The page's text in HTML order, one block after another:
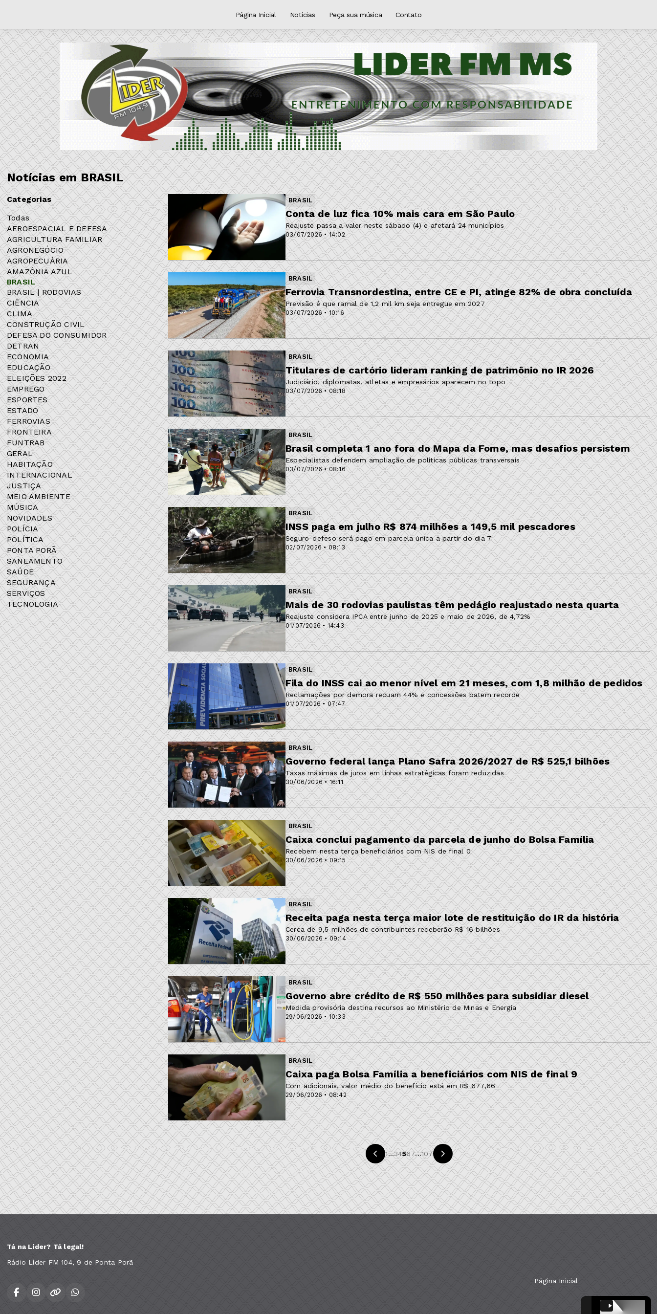
Página Inicial Notícias Peça sua música Contato
Notícias em BRASIL
Categorias
Todas
AEROESPACIAL E DEFESA
AGRICULTURA FAMILIAR
AGRONEGÓCIO
AGROPECUÁRIA
AMAZÔNIA AZUL
BRASIL
BRASIL | RODOVIAS
CIÊNCIA
CLIMA
CONSTRUÇÃO CIVIL
DEFESA DO CONSUMIDOR
DETRAN
ECONOMIA
EDUCAÇÃO
ELEIÇÕES 2022
EMPREGO
ESPORTES
ESTADO
FERROVIAS
FRONTEIRA
FUNTRAB
GERAL
HABITAÇÃO
INTERNACIONAL
JUSTIÇA
MEIO AMBIENTE
MÚSICA
NOVIDADES
POLÍCIA
POLÍTICA
PONTA PORÃ
SANEAMENTO
SAÚDE
SEGURANÇA
SERVIÇOS
TECNOLOGIA
BRASIL
03/07/2026 • 14:02
Conta de luz fica 10% mais cara em São Paulo
Reajuste passa a valer neste sábado (4) e afetará 24 municípios
BRASIL
03/07/2026 • 10:16
Ferrovia Transnordestina, entre CE e PI, atinge 82% de obra concluída
Previsão é que ramal de 1,2 mil km seja entregue em 2027
BRASIL
03/07/2026 • 08:18
Titulares de cartório lideram ranking de patrimônio no IR 2026
Judiciário, diplomatas, atletas e empresários aparecem no topo
BRASIL
03/07/2026 • 08:16
Brasil completa 1 ano fora do Mapa da Fome, mas desafios persistem
Especialistas defendem ampliação de políticas públicas transversais
BRASIL
02/07/2026 • 08:13
INSS paga em julho R$ 874 milhões a 149,5 mil pescadores
Seguro-defeso será pago em parcela única a partir do dia 7
BRASIL
01/07/2026 • 14:43
Mais de 30 rodovias paulistas têm pedágio reajustado nesta quarta
Reajuste considera IPCA entre junho de 2025 e maio de 2026, de 4,72%
BRASIL
01/07/2026 • 07:47
Fila do INSS cai ao menor nível em 21 meses, com 1,8 milhão de pedidos
Reclamações por demora recuam 44% e concessões batem recorde
BRASIL
30/06/2026 • 16:11
Governo federal lança Plano Safra 2026/2027 de R$ 525,1 bilhões
Taxas máximas de juros em linhas estratégicas foram reduzidas
BRASIL
30/06/2026 • 09:15
Caixa conclui pagamento da parcela de junho do Bolsa Família
Recebem nesta terça beneficiários com NIS de final 0
BRASIL
30/06/2026 • 09:14
Receita paga nesta terça maior lote de restituição do IR da história
Cerca de 9,5 milhões de contribuintes receberão R$ 16 bilhões
BRASIL
29/06/2026 • 10:33
Governo abre crédito de R$ 550 milhões para subsidiar diesel
Medida provisória destina recursos ao Ministério de Minas e Energia
BRASIL
29/06/2026 • 08:42
Caixa paga Bolsa Família a beneficiários com NIS de final 9
Com adicionais, valor médio do benefício está em R$ 677,66
1...34567...107
Tá na Líder? Tá legal!
Rádio Líder FM 104, 9 de Ponta Porã
Página Inicial